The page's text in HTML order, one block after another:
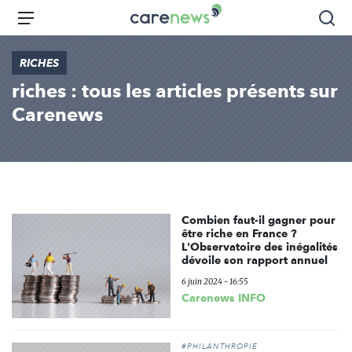
Aller
principal
Carenews,
Le
acteurs
Menu
RICHES
riches : tous les articles présents sur
Carenews
Combien faut-il gagner pour
être riche en France ?
L'Observatoire des inégalités
dévoile son rapport annuel
6 juin 2024 - 16:55
Carenews INFO
#PHILANTHROPIE